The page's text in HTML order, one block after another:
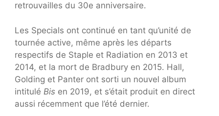
retrouvailles du 30e anniversaire.
Les Specials ont continué en tant qu’unité de
tournée active, même après les départs
respectifs de Staple et Radiation en 2013 et
2014, et la mort de Bradbury en 2015. Hall,
Golding et Panter ont sorti un nouvel album
intitulé Bis en 2019, et s’était produit en direct
aussi récemment que l’été dernier.